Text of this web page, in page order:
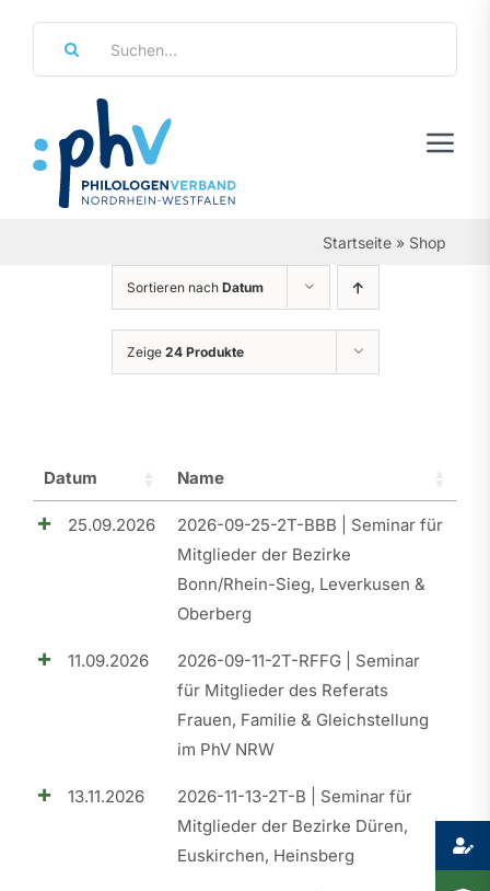
springen
Personalräte
Über Uns
Leistungen & Service
Presse
Recht
Startseite » Shop
Sortieren nach Datum
Zeige 24 Produkte
Datum Name
25.09.2026
2026-09-25-2T-BBB | Seminar für
Mitglieder der Bezirke
Bonn/Rhein-Sieg, Leverkusen &
Oberberg
11.09.2026
2026-09-11-2T-RFFG | Seminar
für Mitglieder des Referats
Frauen, Familie & Gleichstellung
im PhV NRW
13.11.2026
2026-11-13-2T-B | Seminar für
Mitglieder der Bezirke Düren,
Euskirchen, Heinsberg